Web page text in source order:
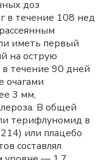
доз
в течение 108 нед
иметь первый
на острую
течение 90 дней
очагами
3 мм,
В общей
терифлуномид в
или плацебо
составлял